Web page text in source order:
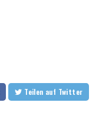
Teilen auf Twitter